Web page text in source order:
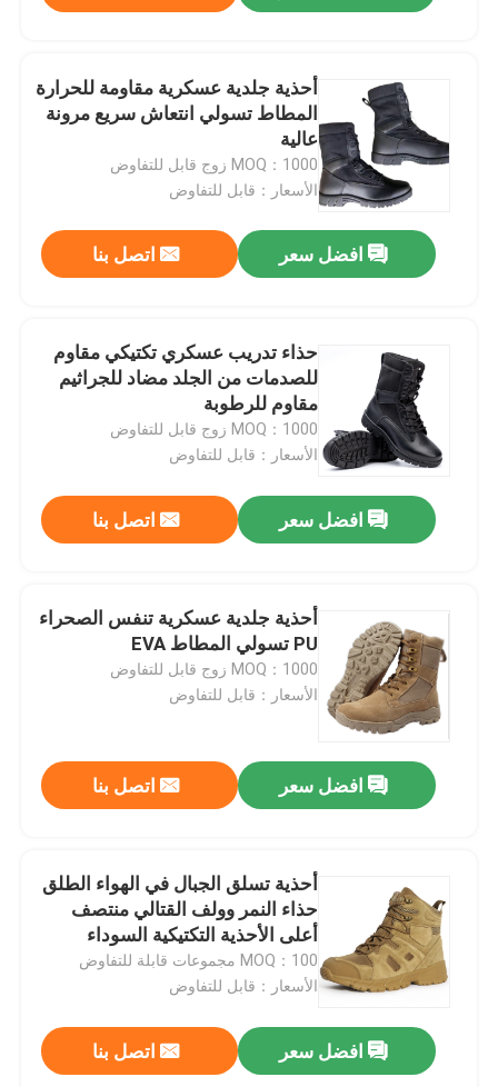
أحذية جلدية عسكرية مقاومة للحرارة
المطاط تسولي انتعاش سريع مرونة
عالية
MOQ：1000 زوج قابل للتفاوض
الأسعار：قابل للتفاوض
افضل سعر اتصل بنا
حذاء تدريب عسكري تكتيكي مقاوم
للصدمات من الجلد مضاد للجراثيم
مقاوم للرطوبة
MOQ：1000 زوج قابل للتفاوض
الأسعار：قابل للتفاوض
افضل سعر اتصل بنا
أحذية جلدية عسكرية تنفس الصحراء
PU تسولي المطاط EVA
MOQ：1000 زوج قابل للتفاوض
الأسعار：قابل للتفاوض
افضل سعر اتصل بنا
أحذية تسلق الجبال في الهواء الطلق
حذاء النمر وولف القتالي منتصف
أعلى الأحذية التكتيكية السوداء
MOQ：100 مجموعات قابلة للتفاوض
الأسعار：قابل للتفاوض
افضل سعر اتصل بنا